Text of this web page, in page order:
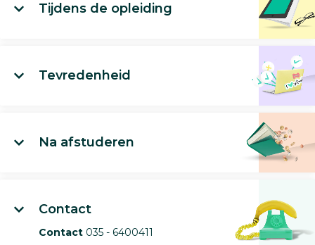
Tijdens de opleiding
Tevredenheid
Na afstuderen
Contact
Contact 035 - 6400411